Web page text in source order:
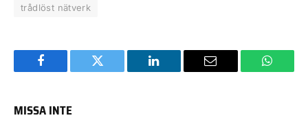
trådlöst nätverk
Facebook Twitter LinkedIn Email
MISSA INTE